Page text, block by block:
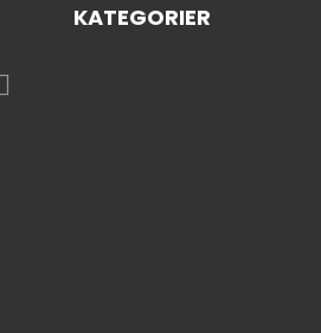
KATEGORIER